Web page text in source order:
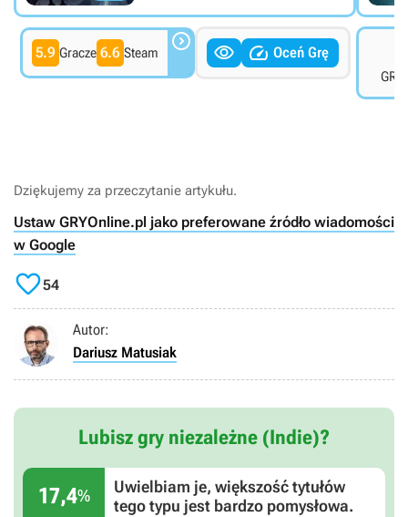
5.9 Gracze 6.6 Steam    Oceń Grę
Dziękujemy za przeczytanie artykułu.
Ustaw GRYOnline.pl jako preferowane źródło wiadomości
w Google
54
Autor:
Dariusz Matusiak
Lubisz gry niezależne (Indie)?
17,4%
Uwielbiam je, większość tytułów
tego typu jest bardzo pomysłowa.